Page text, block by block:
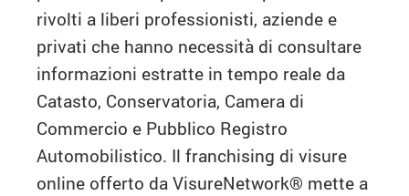
rivolti a liberi professionisti, aziende e
privati che hanno necessità di consultare
informazioni estratte in tempo reale da
Catasto, Conservatoria, Camera di
Commercio e Pubblico Registro
Automobilistico. Il franchising di visure
online offerto da VisureNetwork® mette a